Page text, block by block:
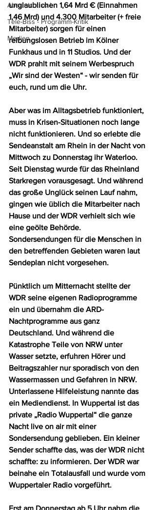
Aber nicht so !
Tele-Biss - Programm-Kritik
Medien
unglaublichen 1,64 Mrd € (Einnahmen
1,46 Mrd) und 4.300 Mitarbeiter (+ freie
Mitarbeiter) sorgen für einen
reibungslosen Betrieb im Kölner
Funkhaus und in 11 Studios. Und der
WDR prahlt mit seinem Werbespruch
„Wir sind der Westen“ - wir senden für
euch, rund um die Uhr.
Aber was im Alltagsbetrieb funktioniert,
muss in Krisen-Situationen noch lange
nicht funktionieren. Und so erlebte die
Sendeanstalt am Rhein in der Nacht von
Mittwoch zu Donnerstag ihr Waterloo.
Seit Dienstag wurde für das Rheinland
Starkregen vorausgesagt. Und während
das große Unglück seinen Lauf nahm,
gingen wie üblich die Mitarbeiter nach
Hause und der WDR verhielt sich wie
eine geölte Behörde.
Sondersendungen für die Menschen in
den betreffenden Gebieten waren laut
Sendeplan nicht vorgesehen.
Pünktlich um Mitternacht stellte der
WDR seine eigenen Radioprogramme
ein und übernahm die ARD-
Nachtprogramme aus ganz
Deutschland. Und während die
Katastrophe Teile von NRW unter
Wasser setzte, erfuhren Hörer und
Beitragszahler nur sporadisch von den
Wassermassen und Gefahren in NRW.
Unterlassene Hilfeleistung nannte das
ein Mediendienst. In Wuppertal ist das
private „Radio Wuppertal“ die ganze
Nacht live on air mit einer
Sondersendung geblieben. Ein kleiner
Sender schaffte das, was der WDR nicht
schaffte: zu informieren. Der WDR war
beinahe ein Totalausfall und wurde vom
Wuppertaler Radio vorgeführt.
Erst am Donnerstag ab 5 Uhr nahm die